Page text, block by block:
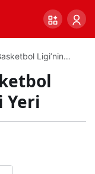
Ligi’nin
Yeri